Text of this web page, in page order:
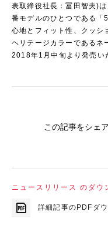
表取締役社長：冨田智夫)
番モデルのひとつである「
心地とフィット性、クッシ
ヘリテージカラーであるネ
2018年1月中旬より発売い
この記事をシェ
ニュースリリース のダウ
詳細記事のPDFダ